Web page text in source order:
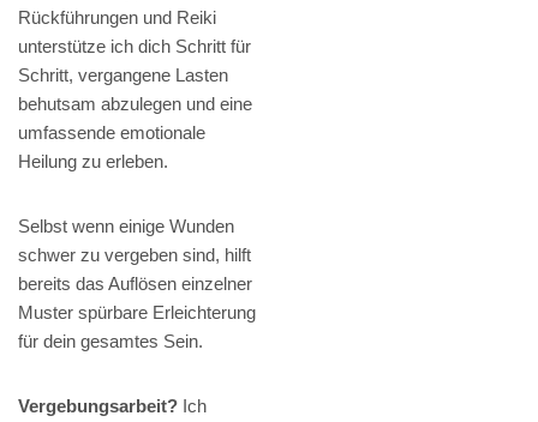
Rückführungen und Reiki
unterstütze ich dich Schritt für
Schritt, vergangene Lasten
behutsam abzulegen und eine
umfassende emotionale
Heilung zu erleben.
Selbst wenn einige Wunden
schwer zu vergeben sind, hilft
bereits das Auflösen einzelner
Muster spürbare Erleichterung
für dein gesamtes Sein.
Vergebungsarbeit? Ich